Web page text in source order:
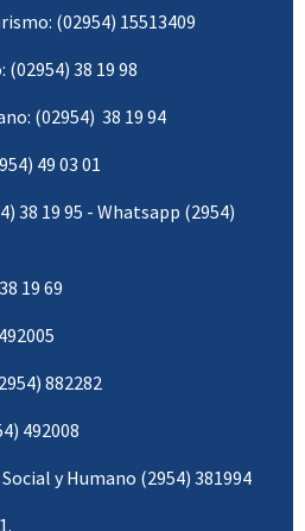
(02954) 15513409
(02954) 38 19 98
(02954) 38 19 94
49 03 01
38 19 95 - Whatsapp (2954)
19 69
882282
492008
y Humano (2954) 381994